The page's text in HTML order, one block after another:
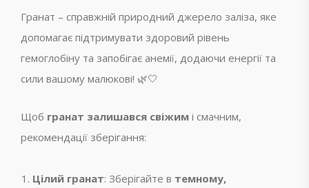
Гранат – справжній природний джерело заліза, яке
допомагає підтримувати здоровий рівень
гемоглобіну та запобігає анемії, додаючи енергії та
сили вашому малюкові! 🌿🤍
Щоб гранат залишався свіжим і смачним,
рекомендації зберігання:
Цілий гранат: Зберігайте в темному,